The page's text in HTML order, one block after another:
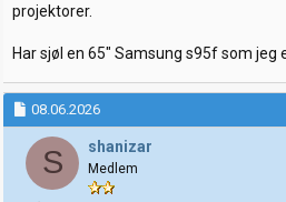
projektorer.
Har sjøl en 65" Samsung s95f som jeg
08.06.2026
S shanizar
Medlem